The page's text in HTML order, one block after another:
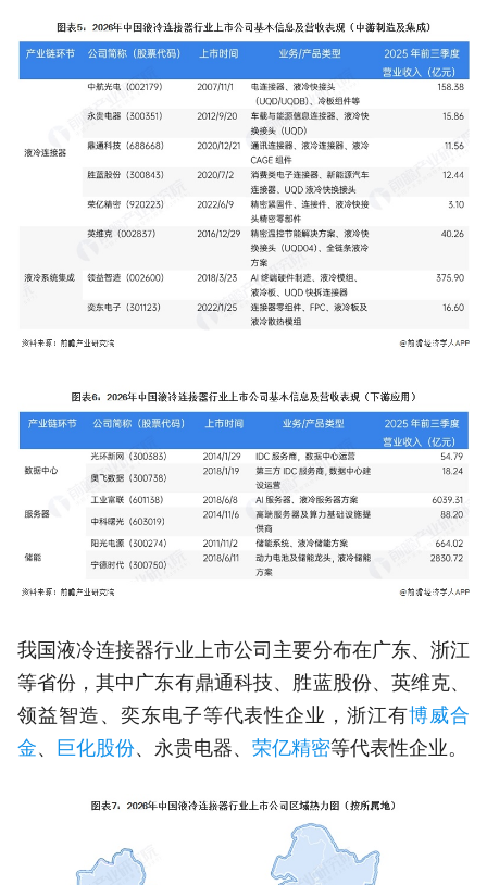
我国液冷连接器行业上市公司主要分布在广东、浙江
等省份，其中广东有鼎通科技、胜蓝股份、英维克、
领益智造、奕东电子等代表性企业，浙江有博威合
金、 巨化股份、永贵电器、 荣亿精密等代表性企业。